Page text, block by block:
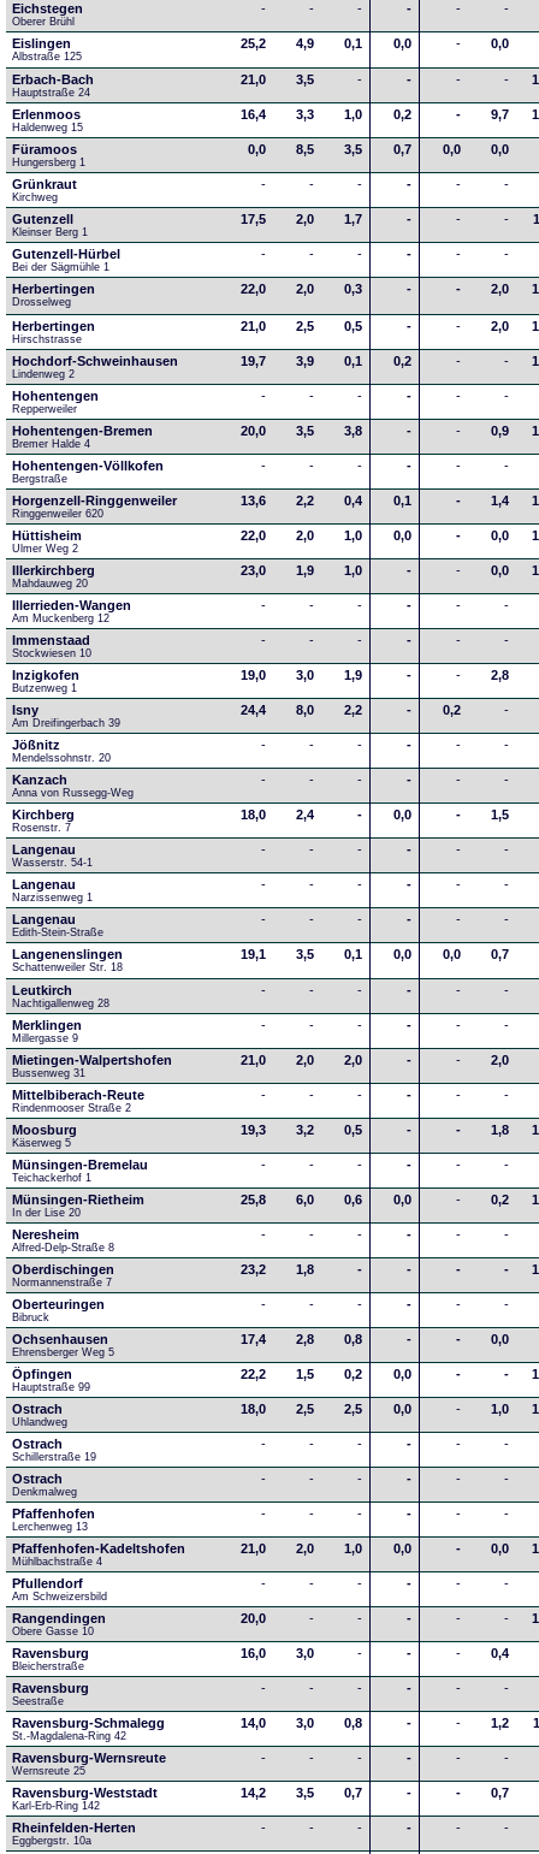
Eichstegen
Oberer Brühl
- - - - - -
Eislingen
Albstraße 125
25,2 4,9 0,1 0,0 - 0,0
Erbach-Bach
Hauptstraße 24
21,0 3,5 - - - -
Erlenmoos
Haldenweg 15
16,4 3,3 1,0 0,2 - 9,7
Füramoos
Hungersberg 1
0,0 8,5 3,5 0,7 0,0 0,0
Grünkraut
Kirchweg
- - - - - -
Gutenzell
Kleinser Berg 1
17,5 2,0 1,7 - - -
Gutenzell-Hürbel
Bei der Sägmühle 1
- - - - - -
Herbertingen
Drosselweg
22,0 2,0 0,3 - - 2,0
Herbertingen
Hirschstrasse
21,0 2,5 0,5 - - 2,0
Hochdorf-Schweinhausen
Lindenweg 2
19,7 3,9 0,1 0,2 - -
Hohentengen
Repperweiler
- - - - - -
Hohentengen-Bremen
Bremer Halde 4
20,0 3,5 3,8 - - 0,9
Hohentengen-Völlkofen
Bergstraße
- - - - - -
Horgenzell-Ringgenweiler
Ringgenweiler 620
13,6 2,2 0,4 0,1 - 1,4
Hüttisheim
Ulmer Weg 2
22,0 2,0 1,0 0,0 - 0,0
Illerkirchberg
Mahdauweg 20
23,0 1,9 1,0 - - 0,0
Illerrieden-Wangen
Am Muckenberg 12
- - - - - -
Immenstaad
Stockwiesen 10
- - - - - -
Inzigkofen
Butzenweg 1
19,0 3,0 1,9 - - 2,8
Isny
Am Dreifingerbach 39
24,4 8,0 2,2 - 0,2 -
Jößnitz
Mendelssohnstr. 20
- - - - - -
Kanzach
Anna von Russegg-Weg
- - - - - -
Kirchberg
Rosenstr. 7
18,0 2,4 - 0,0 - 1,5
Langenau
Wasserstr. 54-1
- - - - - -
Langenau
Narzissenweg 1
- - - - - -
Langenau
Edith-Stein-Straße
- - - - - -
Langenenslingen
Schattenweiler Str. 18
19,1 3,5 0,1 0,0 0,0 0,7
Leutkirch
Nachtigallenweg 28
- - - - - -
Merklingen
Millergasse 9
- - - - - -
Mietingen-Walpertshofen
Bussenweg 31
21,0 2,0 2,0 - - 2,0
Mittelbiberach-Reute
Rindenmooser Straße 2
- - - - - -
Moosburg
Käserweg 5
19,3 3,2 0,5 - - 1,8
Münsingen-Bremelau
Teichackerhof 1
- - - - - -
Münsingen-Rietheim
In der Lise 20
25,8 6,0 0,6 0,0 - 0,2
Neresheim
Alfred-Delp-Straße 8
- - - - - -
Oberdischingen
Normannenstraße 7
23,2 1,8 - - - -
Oberteuringen
Bibruck
- - - - - -
Ochsenhausen
Ehrensberger Weg 5
17,4 2,8 0,8 - - 0,0
Öpfingen
Hauptstraße 99
22,2 1,5 0,2 0,0 - -
Ostrach
Uhlandweg
18,0 2,5 2,5 0,0 - 1,0
Ostrach
Schillerstraße 19
- - - - - -
Ostrach
Denkmalweg
- - - - - -
Pfaffenhofen
Lerchenweg 13
- - - - - -
Pfaffenhofen-Kadeltshofen
Mühlbachstraße 4
21,0 2,0 1,0 0,0 - 0,0
Pfullendorf
Am Schweizersbild
- - - - - -
Rangendingen
Obere Gasse 10
20,0 - - - - -
Ravensburg
Bleicherstraße
16,0 3,0 - - - 0,4
Ravensburg
Seestraße
- - - - - -
Ravensburg-Schmalegg
St.-Magdalena-Ring 42
14,0 3,0 0,8 - - 1,2
Ravensburg-Wernsreute
Wernsreute 25
- - - - - -
Ravensburg-Weststadt
Karl-Erb-Ring 142
14,2 3,5 0,7 - - 0,7
Rheinfelden-Herten
Eggbergstr. 10a
- - - - - -